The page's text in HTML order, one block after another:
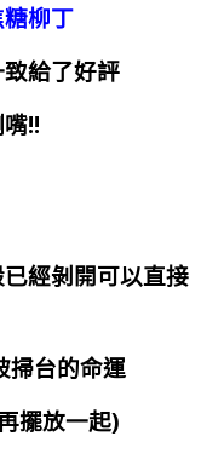
柳丁
給了好評
!!
已經剝開可以直接
掃台的命運
擺放一起)